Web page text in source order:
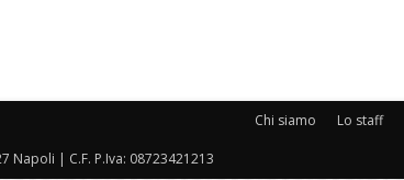
Chi siamo Lo staff
Napoli | C.F. P.Iva: 08723421213